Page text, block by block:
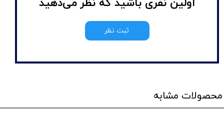
اولین نفری باشید که نظر می‌دهید
ثبت نظر
محصولات مشابه